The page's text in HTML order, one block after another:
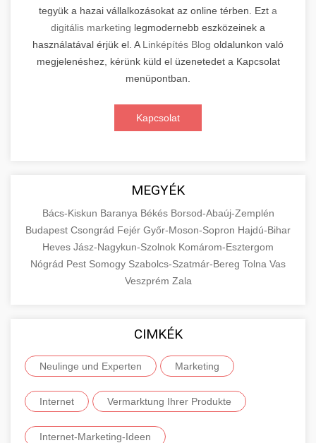
tegyük a hazai vállalkozásokat az online térben. Ezt a
digitális marketing legmodernebb eszközeinek a
használatával érjük el. A Linképítés Blog oldalunkon való
megjelenéshez, kérünk küld el üzenetedet a Kapcsolat
menüpontban.
Kapcsolat
MEGYÉK
Bács-Kiskun Baranya Békés Borsod-Abaúj-Zemplén
Budapest Csongrád Fejér Győr-Moson-Sopron Hajdú-Bihar
Heves Jász-Nagykun-Szolnok Komárom-Esztergom
Nógrád Pest Somogy Szabolcs-Szatmár-Bereg Tolna Vas
Veszprém Zala
CIMKÉK
Neulinge und Experten Marketing
Internet Vermarktung Ihrer Produkte
Internet-Marketing-Ideen